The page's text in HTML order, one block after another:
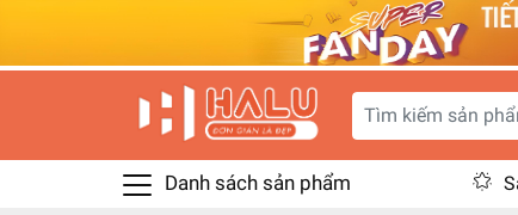
Danh sách sản phẩm